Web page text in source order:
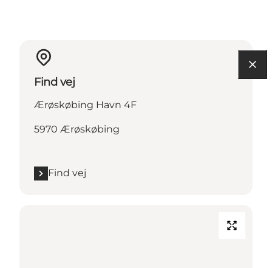
Find vej
Ærøskøbing Havn 4F
5970 Ærøskøbing
Find vej